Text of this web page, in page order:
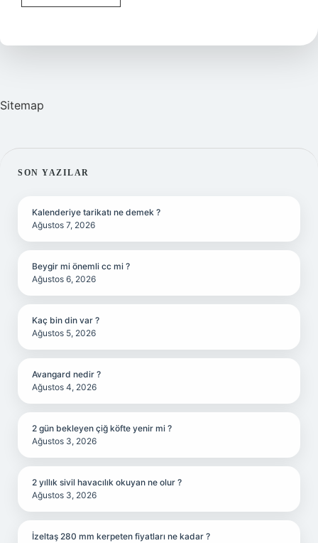
Parti
Sitemap
SIDEBAR
SON YAZILAR
Kalenderiye tarikatı ne demek ?
Ağustos 7, 2026
Beygir mi önemli cc mi ?
Ağustos 6, 2026
Kaç bin din var ?
Ağustos 5, 2026
Avangard nedir ?
Ağustos 4, 2026
2 gün bekleyen çiğ köfte yenir mi ?
Ağustos 3, 2026
2 yıllık sivil havacılık okuyan ne olur ?
Ağustos 3, 2026
İzeltaş 280 mm kerpeten fiyatları ne kadar ?